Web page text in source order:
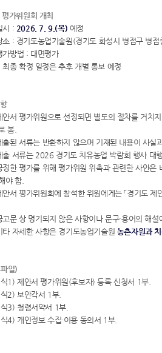
가위원회 개최
시 : 2026. 7. 9.(목) 예정
소 : 경기도농업기술원(경기도 화성시 병점구 병
가방법 : 대면평가
종 확정 일정은 추후 개별 통보 예정
안서 평가위원으로 선정되면 별도의 절차를 거치
봄.
출된 서류는 반환하지 않으며 기재된 내용이 사실
출 서류는 2026 경기도 치유농업 박람회 행사 대
정한 평가를 위해 평가위원 위촉과 관련한 사안
야 함.
안서 평가위원회에 참석한 위원에게는 「경기도
고문 상 명기되지 않은 사항이나 문구·용어의 해
타 자세한 사항은 경기도농업기술원 농촌자원과
일)
1) 제안서 평가위원(후보자) 등록 신청서 1부.
2) 보안각서 1부.
3) 청렴서약서 1부.
4) 개인정보 수집·이용 동의서 1부.